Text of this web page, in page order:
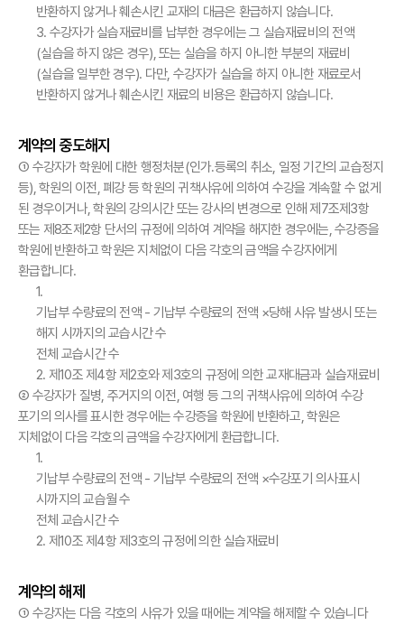
반환하지 않거나 훼손시킨 교재의 대금은 환급하지 않습니다.
3. 수강자가 실습재료비를 납부한 경우에는 그 실습재료비의 전액
(실습을 하지 않은 경우), 또는 실습을 하지 아니한 부분의 재료비
(실습을 일부한 경우). 다만, 수강자가 실습을 하지 아니한 재료로서
반환하지 않거나 훼손시킨 재료의 비용은 환급하지 않습니다.
계약의 중도해지
① 수강자가 학원에 대한 행정처분(인가․등록의 취소, 일정 기간의 교습정지
등), 학원의 이전, 폐강 등 학원의 귀책사유에 의하여 수강을 계속할 수 없게
된 경우이거나, 학원의 강의시간 또는 강사의 변경으로 인해 제7조제3항
또는 제8조제2항 단서의 규정에 의하여 계약을 해지한 경우에는, 수강증을
학원에 반환하고 학원은 지체없이 다음 각호의 금액을 수강자에게
환급합니다.
1.
기납부 수량료의 전액 - 기납부 수량료의 전액 ×당해 사유 발생시 또는
해지 시까지의 교습시간 수
전체 교습시간 수
2. 제10조 제4항 제2호와 제3호의 규정에 의한 교재대금과 실습재료비
② 수강자가 질병, 주거지의 이전, 여행 등 그의 귀책사유에 의하여 수강
포기의 의사를 표시한 경우에는 수강증을 학원에 반환하고, 학원은
지체없이 다음 각호의 금액을 수강자에게 환급합니다.
1.
기납부 수량료의 전액 - 기납부 수량료의 전액 ×수강포기 의사표시
시까지의 교습월 수
전체 교습시간 수
2. 제10조 제4항 제3호의 규정에 의한 실습재료비
계약의 해제
① 수강자는 다음 각호의 사유가 있을 때에는 계약을 해제할 수 있습니다